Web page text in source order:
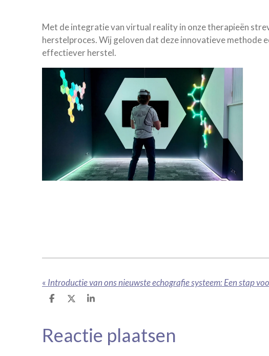
Met de integratie van virtual reality in onze therapieën
herstelproces. Wij geloven dat deze innovatieve methode
effectiever herstel.
«
D
e
n
D
S
r
e
Reactie plaatsen